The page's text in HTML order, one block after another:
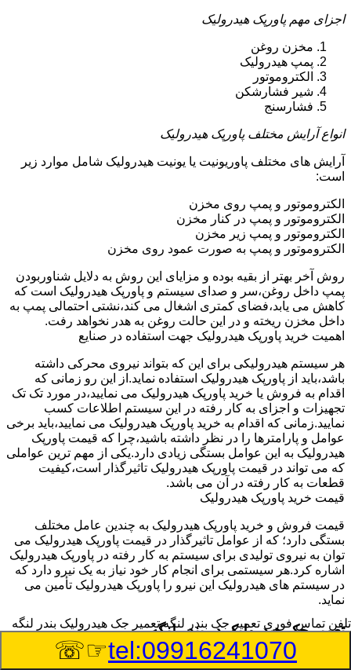
اجزای مهم پاورپک هیدرولیک
مخزن روغن
پمپ هیدرولیک
الکتروموتور
شیر فشارشکن
فشارسنج
انواع آرایش مختلف پاورپک هیدرولیک
آرایش های مختلف پاوریونیت یا یونیت هیدرولیک شامل موارد زیر
است:
الکتروموتور و پمپ روی مخزن
الکتروموتور و پمپ در کنار مخزن
الکتروموتور و پمپ زیر مخزن
الکتروموتور و پمپ به صورت عمود روی مخزن
روش آخر بهتر از بقیه بوده و مزایای این روش به دلایل شناوربودن
پمپ داخل روغن،سر و صدای سیستم و پاورپک هیدرولیک است که
کاهش می یابد،فضای کمتری اشغال می کند،نشتی احتمالی پمپ به
داخل مخزن ریخته و در این حالت روغن به هدر نخواهد رفت.
اهمیت خرید پاورپک هیدرولیک جهت استفاده در صنایع
هر سیستم هیدرولیکی برای این که بتواند نیروی محرکی داشته
باشد،باید از پاورپک هیدرولیک استفاده نماید.از این رو زمانی که
اقدام به فروش یا خرید پاورپک هیدرولیک می نمایید،در مورد تک تک
تجهیزات و اجزای به کار رفته در این سیستم اطلاعات کسب
نمایید.زمانی که اقدام به خرید پاورپک هیدرولیک می نمایید،باید برخی
عوامل و پارامترها را در نظر داشته باشید،چرا که قیمت پاورپک
هیدرولیک به این عوامل بستگی زیادی دارد.یکی از مهم ترین عواملی
که می تواند در قیمت پاورپک هیدرولیک تاثیرگذار است،کیفیت
قطعات به کار رفته در آن می باشد.
قیمت خرید پاورپک هیدرولیک
قیمت فروش و خرید پاورپک هیدرولیک به چندین عامل مختلف
بستگی دارد؛ که از عوامل تاثیرگذار در قیمت پاورپک هیدرولیک می
توان به نیروی تولیدی برای سیستم به کار رفته در پاورپک هیدرولیک
اشاره کرد.هر سیستمی برای انجام کار خود نیاز به یک نیرو دارد که
در سیستم های هیدرولیک این نیرو را پاورپک هیدرولیک تأمین می
نماید.
تعمیر جک هیدرولیک در بندر لنگه
وسیله‎ای که با عملکرد خود موجب بلند شدن اهرم و یا وزن سنگین
تلفن تماس فوری تعمیر جک بندر لنگه,تعمیر جک هیدرولیک بندر لنگه
tel:09916241070
☞☏